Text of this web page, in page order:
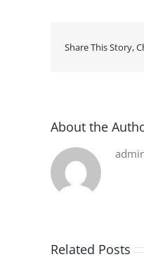
Share This Story,
About the
Related Posts